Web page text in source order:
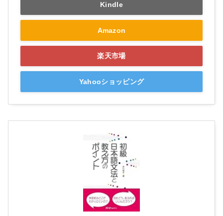
Kindle
Amazon
楽天市場
Yahooショッピング